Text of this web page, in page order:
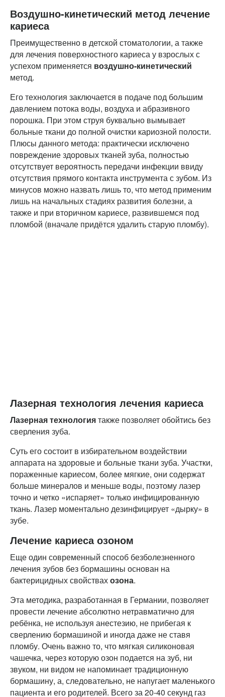
Воздушно-кинетический метод лечение
кариеса
Преимущественно в детской стоматологии, а также
для лечения поверхностного кариеса у взрослых с
успехом применяется воздушно-кинетический
метод.
Его технология заключается в подаче под большим
давлением потока воды, воздуха и абразивного
порошка. При этом струя буквально вымывает
больные ткани до полной очистки кариозной полости.
Плюсы данного метода: практически исключено
повреждение здоровых тканей зуба, полностью
отсутствует вероятность передачи инфекции ввиду
отсутствия прямого контакта инструмента с зубом. Из
минусов можно назвать лишь то, что метод применим
лишь на начальных стадиях развития болезни, а
также и при вторичном кариесе, развившемся под
пломбой (вначале придётся удалить старую пломбу).
Лазерная технология лечения кариеса
Лазерная технологиятакже позволяет обойтись без
сверления зуба.
Суть его состоит в избирательном воздействии
аппарата на здоровые и больные ткани зуба. Участки,
пораженные кариесом, более мягкие, они содержат
больше минералов и меньше воды, поэтому лазер
точно и четко «испаряет» только инфицированную
ткань. Лазер моментально дезинфицирует «дырку» в
зубе.
Лечение кариеса озоном
Еще один современный способ безболезненного
лечения зубов без бормашины основан на
бактерицидных свойствахозона.
Эта методика, разработанная в Германии, позволяет
провести лечение абсолютно нетравматично для
ребёнка, не используя анестезию, не прибегая к
сверлению бормашиной и иногда даже не ставя
пломбу. Очень важно то, что мягкая силиконовая
чашечка, через которую озон подается на зуб, ни
звуком, ни видом не напоминает традиционную
бормашину, а, следовательно, не напугает маленького
пациента и его родителей. Всего за 20-40 секунд газ